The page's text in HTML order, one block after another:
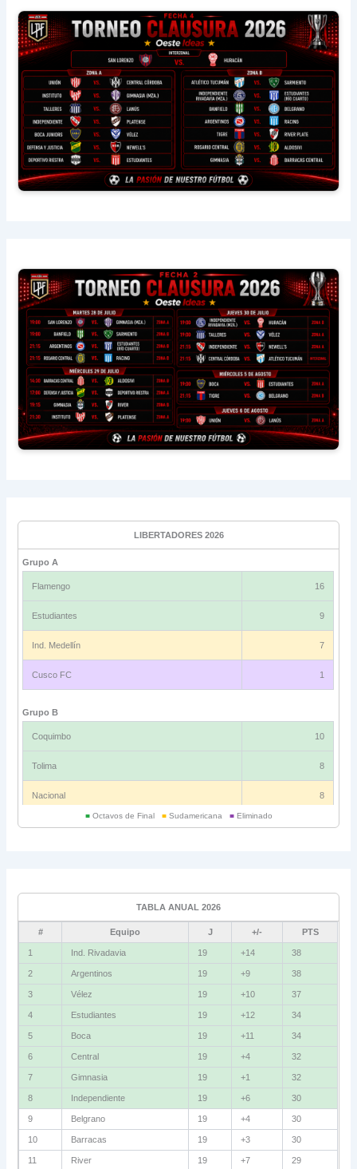
LIBERTADORES 2026
Grupo A
Flamengo 16
Estudiantes 9
Ind. Medellín 7
Cusco FC 1
Grupo B
Coquimbo 10
Tolima 8
Nacional 8
Bolívar 5
La Guaira
Grupo D
U. Católica
Cruzeiro 11
Boca Jrs.
Barcelona SC
Grupo E
■Octavos de Final ■Sudamericana ■Eliminado
TABLA ANUAL 2026
# Equipo J +/- PTS
1 Ind. Rivadavia 19 +14 38
2 Argentinos 19 +9 38
3 Vélez 19 +10 37
4 Estudiantes 19 +12 34
5 Boca 19 +11 34
6 Central 19 +4 32
7 Gimnasia 19 +1 32
8 Independiente 19 +6 30
9 Belgrano 19 +4 30
10 Barracas 19 +3 30
11 River 19 +7 29